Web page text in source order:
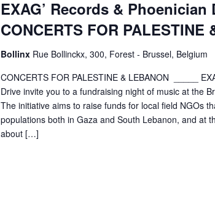
EXAG’ Records & Phoenician
CONCERTS FOR PALESTINE
Bollinx Rue Bollinckx, 300, Forest - Brussel, Belgium
CONCERTS FOR PALESTINE & LEBANON _____
Drive invite you to a fundraising night of music at the
The initiative aims to raise funds for local field NGOs
populations both in Gaza and South Lebanon, and at
about […]